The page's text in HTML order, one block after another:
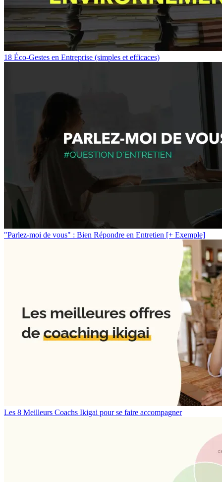
18 Éco-Gestes en Entreprise (simples et efficaces)
"Parlez-moi de vous" : Bien Répondre en Entretien [+ Exemple]
Les 8 Meilleurs Coachs Ikigai pour se faire accompagner